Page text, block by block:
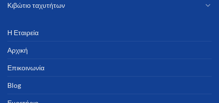
Κιβώτιο ταχυτήτων
Η Εταιρεία
Αρχική
Επικοινωνία
Blog